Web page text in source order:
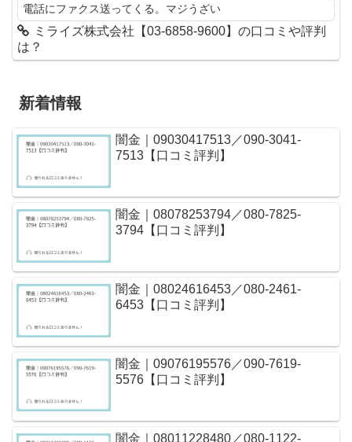
電話にファクス送ってくる。マジうざい
ミライズ株式会社【03-6858-9600】の口コミや評判
は？
新着情報
闇金｜09030417513／090-3041-
7513【口コミ評判】
闇金｜08078253794／080-7825-
3794【口コミ評判】
闇金｜08024616453／080-2461-
6453【口コミ評判】
闇金｜09076195576／090-7619-
5576【口コミ評判】
闇金｜08011228480／080-1122-